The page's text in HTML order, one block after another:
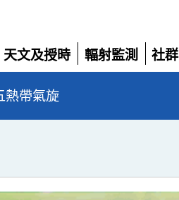
天文及授時
展
開
輻射監測
展
社群
展
熱帶氣旋